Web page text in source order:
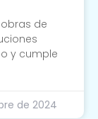
de
y cumple
de 2024